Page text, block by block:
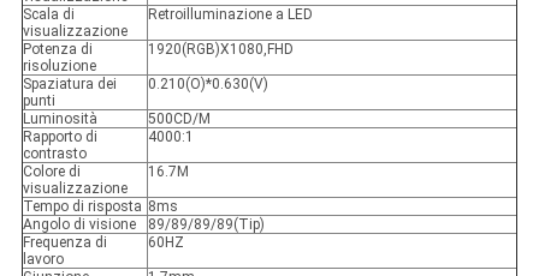
Scala di
visualizzazione
Retroilluminazione a LED
Potenza di
risoluzione
1920(RGB)X1080,FHD
Spaziatura dei
punti
0.210(O)*0.630(V)
Luminosità
500CD/M
Rapporto di
contrasto
4000:1
Colore di
visualizzazione
16.7M
Tempo di risposta 8ms
Angolo di visione
89/89/89/89(Tip)
Frequenza di
lavoro
60HZ